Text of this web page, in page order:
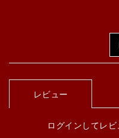
レビュー
ログインしてレビ